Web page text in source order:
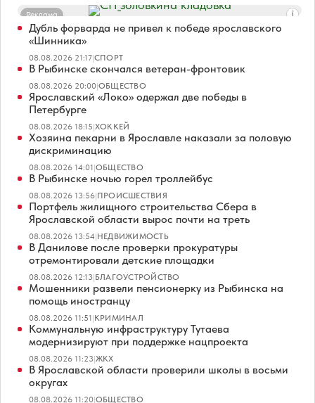
Реклама
Дубль форварда не привел к победе ярославского
«Шинника»
08.08.2026 21:17|СПОРТ
В Рыбинске скончался ветеран-фронтовик
08.08.2026 20:00|ОБЩЕСТВО
Ярославский «Локо» одержал две победы в
Петербурге
08.08.2026 18:15|ХОККЕЙ
Хозяина пекарни в Ярославле наказали за половую
дискриминацию
08.08.2026 14:01|ОБЩЕСТВО
В Рыбинске ночью горел троллейбус
08.08.2026 13:56|ПРОИСШЕСТВИЯ
Портфель жилищного строительства Сбера в
Ярославской области вырос почти на треть
08.08.2026 13:54|НЕДВИЖИМОСТЬ
В Данилове после проверки прокуратуры
отремонтировали детские площадки
08.08.2026 12:13|БЛАГОУСТРОЙСТВО
Мошенники развели пенсионерку из Рыбинска на
помощь иностранцу
08.08.2026 11:51|КРИМИНАЛ
Коммунальную инфраструктуру Тутаева
модернизируют при поддержке нацпроекта
08.08.2026 11:23|ЖКХ
В Ярославской области проверили школы в восьми
округах
08.08.2026 11:20|ОБЩЕСТВО